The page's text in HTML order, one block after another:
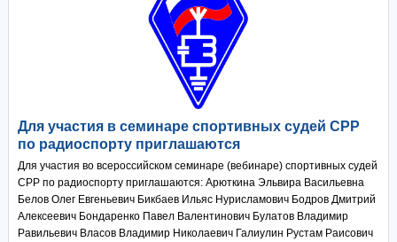
Для участия в семинаре спортивных судей СРР
по радиоспорту приглашаются
Для участия во всероссийском семинаре (вебинаре) спортивных судей
СРР по радиоспорту приглашаются: Арюткина Эльвира Васильевна
Белов Олег Евгеньевич Бикбаев Ильяс Нурисламович Бодров Дмитрий
Алексеевич Бондаренко Павел Валентинович Булатов Владимир
Равильевич Власов Владимир Николаевич Галиулин Рустам Раисович